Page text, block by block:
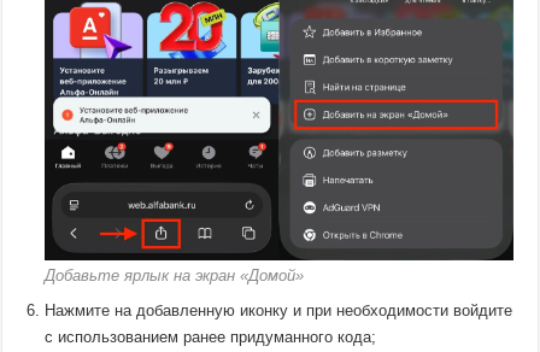
Добавьте ярлык на экран «Домой»
Нажмите на добавленную иконку и при необходимости войдите
с использованием ранее придуманного кода;